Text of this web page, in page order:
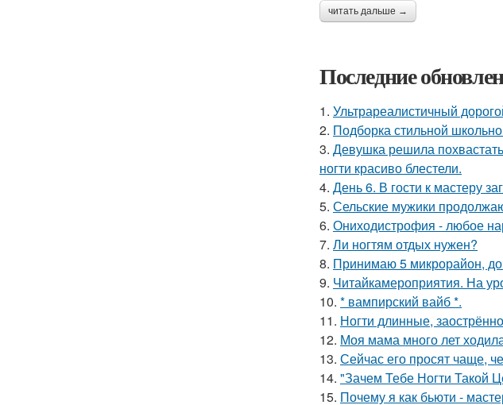
читать дальше →
Последние
1. Ультрареалистичный
2. Подборка стильной
3. Девушка решила
ногти красиво блестели.
4. День 6. В гости к мастеру
5. Сельские мужики
6. Ониходистрофия - любое
7. Ли ногтям отдых нужен?
8. Принимаю 5 микрорайон,
9. Читайкамероприятия. На
10. * вампирский вайб *.
11. Ногти длинные,
12. Моя мама много лет
13. Сейчас его просят чаще,
14. "Зачем Тебе Ногти Такой
15. Почему я как бьюти -